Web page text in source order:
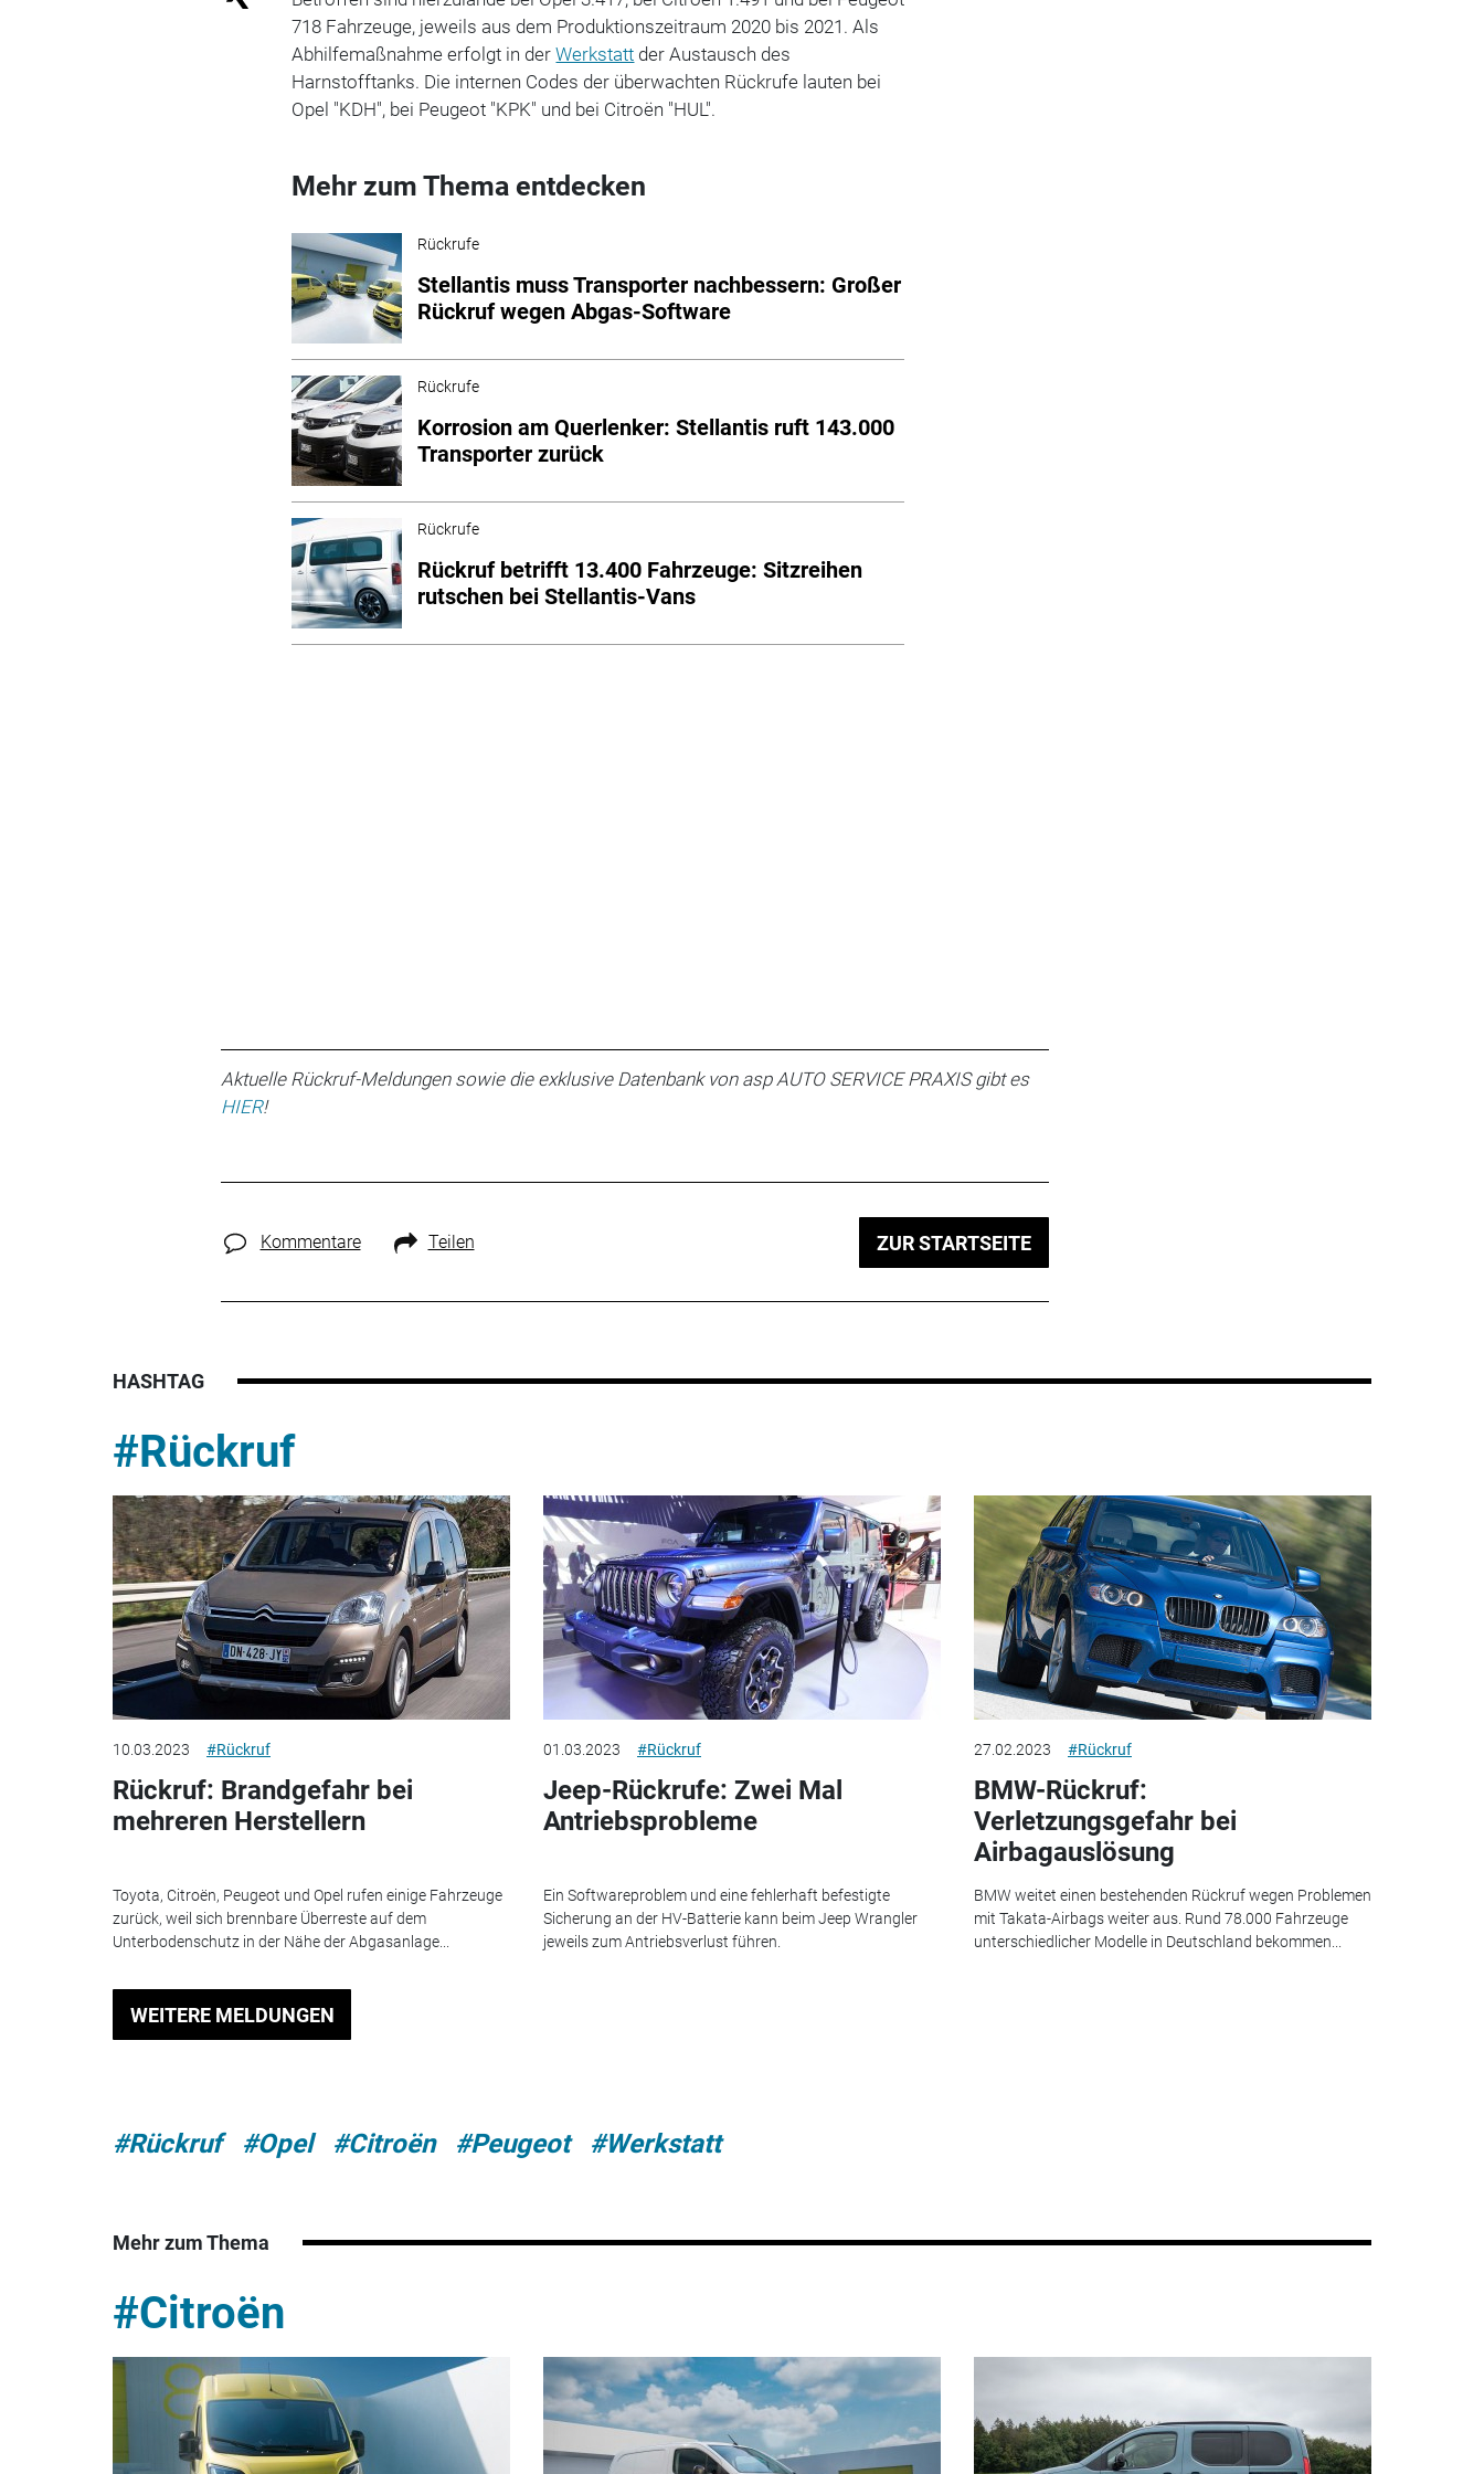
718 Fahrzeuge, jeweils aus dem Produktionszeitraum 2020 bis 2021. Als
Abhilfemaßnahme erfolgt in derWerkstatt der Austausch des
Harnstofftanks. Die internen Codes der überwachten Rückrufe lauten bei
Opel "KDH", bei Peugeot "KPK" und bei Citroën "HUL".
Mehr zum Thema entdecken
Rückrufe
Stellantis muss Transporter nachbessern: Großer
Rückruf wegen Abgas-Software
Rückrufe
Korrosion am Querlenker: Stellantis ruft 143.000
Transporter zurück
Rückrufe
Rückruf betrifft 13.400 Fahrzeuge: Sitzreihen
rutschen bei Stellantis-Vans
Aktuelle Rückruf-Meldungen sowie die exklusive Datenbank von asp AUTO SERVICE PRAXIS gibt es
HIER!
Kommentare Teilen ZUR STARTSEITE
HASHTAG
#Rückruf
10.03.2023 #Rückruf
Rückruf: Brandgefahr bei
mehreren Herstellern
Toyota, Citroën, Peugeot und Opel rufen einige Fahrzeuge
zurück, weil sich brennbare Überreste auf dem
Unterbodenschutz in der Nähe der Abgasanlage...
01.03.2023 #Rückruf
Jeep-Rückrufe: Zwei Mal
Antriebsprobleme
Ein Softwareproblem und eine fehlerhaft befestigte
Sicherung an der HV-Batterie kann beim Jeep Wrangler
jeweils zum Antriebsverlust führen.
27.02.2023 #Rückruf
BMW-Rückruf:
Verletzungsgefahr bei
Airbagauslösung
BMW weitet einen bestehenden Rückruf wegen Problemen
mit Takata-Airbags weiter aus. Rund 78.000 Fahrzeuge
unterschiedlicher Modelle in Deutschland bekommen...
WEITERE MELDUNGEN
#Rückruf #Opel #Citroën #Peugeot #Werkstatt
Mehr zum Thema
#Citroën